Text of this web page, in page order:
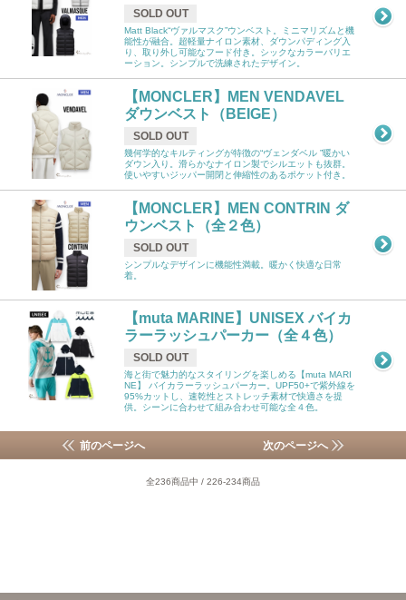
SOLD OUT
Matt Black“ヴァルマスク”ウンベスト。ミニマリズムと機
能性が融合。超軽量ナイロン素材、ダウンパディング入
り、取り外し可能なフード付き。シックなカラーバリエ
ーション。シンプルで洗練されたデザイン。
【MONCLER】MEN VENDAVEL
ダウンベスト（BEIGE）
SOLD OUT
幾何学的なキルティングが特徴の“ヴェンダベル ”暖かい
ダウン入り。滑らかなナイロン製でシルエットも抜群。
使いやすいジッパー開閉と伸縮性のあるポケット付き。
【MONCLER】MEN CONTRIN ダ
ウンベスト（全２色）
SOLD OUT
シンプルなデザインに機能性満載。暖かく快適な日常
着。
【muta MARINE】UNISEX バイカ
ラーラッシュパーカー（全４色）
SOLD OUT
海と街で魅力的なスタイリングを楽しめる【muta MARI
NE】 バイカラーラッシュパーカー。UPF50+で紫外線を
95%カットし、速乾性とストレッチ素材で快適さを提
供。シーンに合わせて組み合わせ可能な全４色。
前のページへ 次のページへ
全236商品中 / 226-234商品